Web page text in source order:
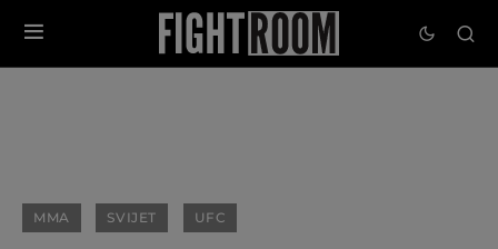
MMA SVIJET UFC